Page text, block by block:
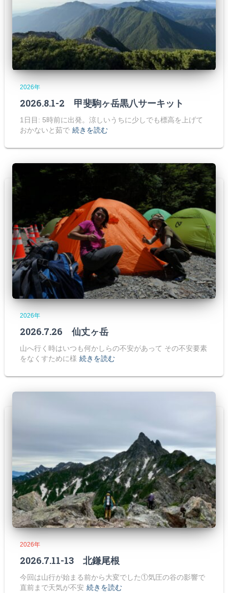
2026年
2026.8.1-2 甲斐駒ヶ岳黒八サーキット
1日目: 5時前に出発。涼しいうちに少しでも標高を上げて
おかないと茹で 続きを読む
2026年
2026.7.26 仙丈ヶ岳
山へ行く時はいつも何かしらの不安があって その不安要素
をなくすために様 続きを読む
2026年
2026.7.11-13 北鎌尾根
今回は山行が始まる前から大変でした①気圧の谷の影響で
直前まで天気が不安 続きを読む